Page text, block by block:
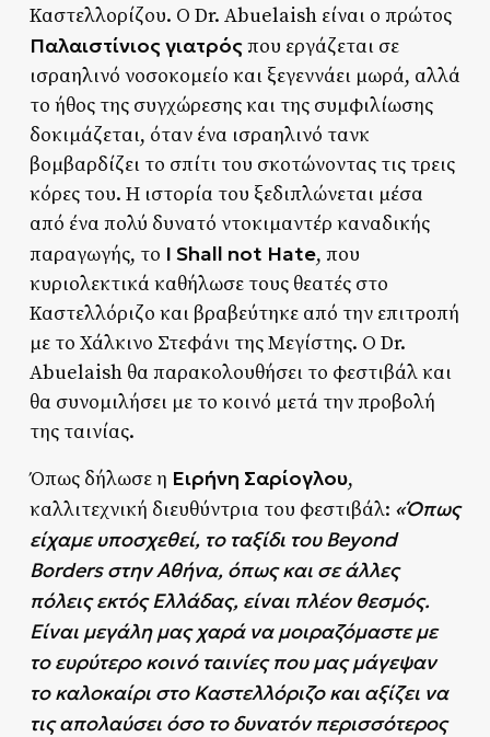
Καστελλορίζου. Ο Dr. Abuelaish είναι ο πρώτος
Παλαιστίνιος γιατρόςπου εργάζεται σε
ισραηλινό νοσοκομείο και ξεγεννάει μωρά, αλλά
το ήθος της συγχώρεσης και της συμφιλίωσης
δοκιμάζεται, όταν ένα ισραηλινό τανκ
βομβαρδίζει το σπίτι του σκοτώνοντας τις τρεις
κόρες του. Η ιστορία του ξεδιπλώνεται μέσα
από ένα πολύ δυνατό ντοκιμαντέρ καναδικής
παραγωγής, το I Shall not Hate, που
κυριολεκτικά καθήλωσε τους θεατές στο
Καστελλόριζο και βραβεύτηκε από την επιτροπή
με το Χάλκινο Στεφάνι της Μεγίστης. Ο Dr.
Abuelaish θα παρακολουθήσει το φεστιβάλ και
θα συνομιλήσει με το κοινό μετά την προβολή
της ταινίας.
Όπως δήλωσε η Ειρήνη Σαρίογλου,
καλλιτεχνική διευθύντρια του φεστιβάλ: «Όπως
είχαμε υποσχεθεί, το ταξίδι του Beyond
Borders στην Αθήνα, όπως και σε άλλες
πόλεις εκτός Ελλάδας, είναι πλέον θεσμός.
Είναι μεγάλη μας χαρά να μοιραζόμαστε με
το ευρύτερο κοινό ταινίες που μας μάγεψαν
το καλοκαίρι στο Καστελλόριζο και αξίζει να
τις απολαύσει όσο το δυνατόν περισσότερος